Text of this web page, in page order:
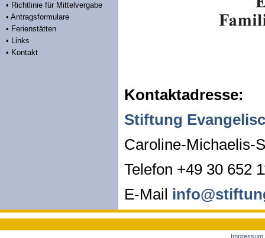
• Richtlinie für Mittelvergabe
• Antragsformulare
• Ferienstätten
• Links
• Kontakt
Kontaktadresse:
Stiftung
Caroline-Michaelis-
Telefon +49 30 652
E-Mail
Impressum